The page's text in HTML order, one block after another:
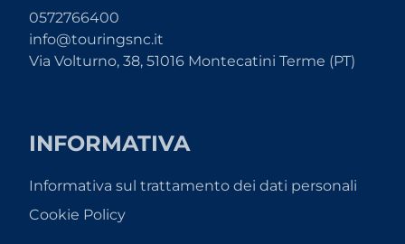
0572766400
info@touringsnc.it
Via Volturno, 38, 51016 Montecatini Terme (PT)
INFORMATIVA
Informativa sul trattamento dei dati personali
Cookie Policy